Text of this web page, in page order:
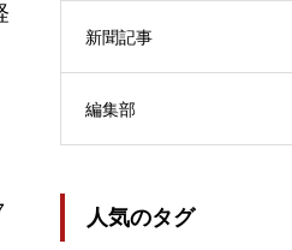
新聞記事
編集部
人気のタグ